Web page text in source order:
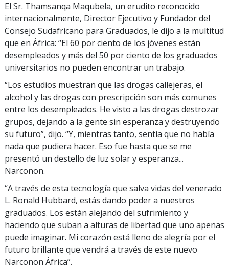
El Sr. Thamsanqa Maqubela, un erudito reconocido
internacionalmente, Director Ejecutivo y Fundador del
Consejo Sudafricano para Graduados, le dijo a la multitud
que en África: “El 60 por ciento de los jóvenes están
desempleados y más del 50 por ciento de los graduados
universitarios no pueden encontrar un trabajo.
“Los estudios muestran que las drogas callejeras, el
alcohol y las drogas con prescripción son más comunes
entre los desempleados. He visto a las drogas destrozar
grupos, dejando a la gente sin esperanza y destruyendo
su futuro”, dijo. “Y, mientras tanto, sentía que no había
nada que pudiera hacer. Eso fue hasta que se me
presentó un destello de luz solar y esperanza...
Narconon.
“A través de esta tecnología que salva vidas del venerado
L. Ronald Hubbard, estás dando poder a nuestros
graduados. Los están alejando del sufrimiento y
haciendo que suban a alturas de libertad que uno apenas
puede imaginar. Mi corazón está lleno de alegría por el
futuro brillante que vendrá a través de este nuevo
Narconon África”.